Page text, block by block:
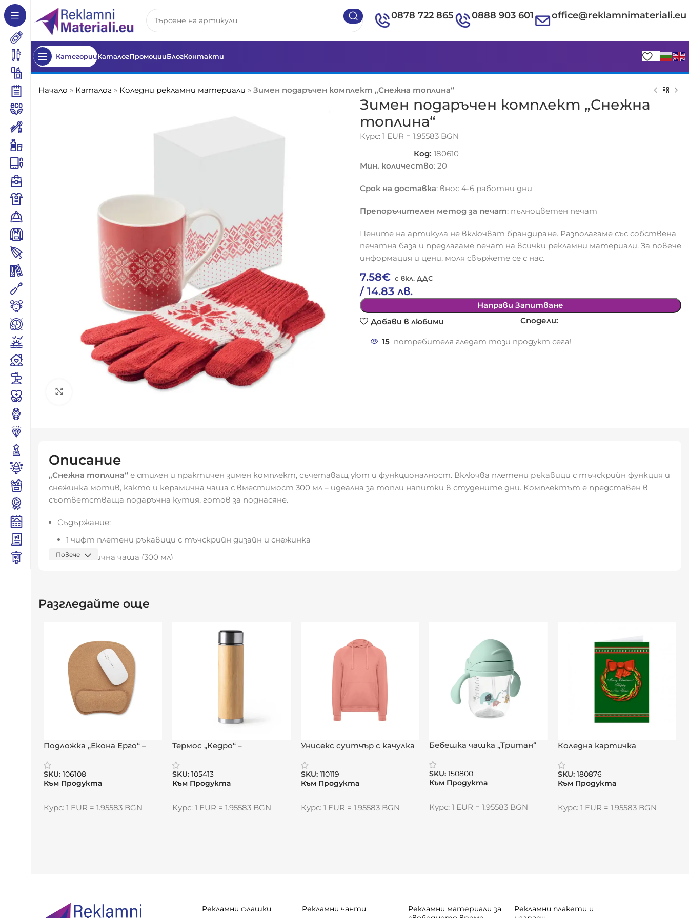
0878 722 865 0888 903 601 office@reklamnimateriali.eu
КатегорииКаталогПромоцииБлогКонтакти
Начало » Каталог » Коледни рекламни материали »Зимен подаръчен комплект „Снежна топлина“
Зимен подаръчен комплект „Снежна
топлина“
Курс: 1 EUR = 1.95583 BGN
Код: 180610
Мин. количество: 20
Срок на доставка: внос 4-6 работни дни
Препоръчителен метод за печат: пълноцветен печат
Цените на артикула не включват брандиране. Разполагаме със собствена
печатна база и предлагаме печат на всички рекламни материали. За повече
информация и цени, моля свържете се с нас.
7.58€
/ 14.83 лв.
Направи Запитване
Добави в любими
Сподели:
15 потребителя гледат този продукт сега!
Описание
„Снежна топлина“ е стилен и практичен зимен комплект, съчетаващ уют и функционалност. Включва плетени ръкавици с тъчскрийн функция и
снежинка мотив, както и керамична чаша с вместимост 300 мл – идеална за топли напитки в студените дни. Комплектът е представен в
съответстваща подаръчна кутия, готов за поднасяне.
Съдържание:
1 чифт плетени ръкавици с тъчскрийн дизайн и снежинка
1 керамична чаша (300 мл)
Опаковка: стилна подаръчна кутия, подходяща за директно поднасяне
Практичен и естетичен подарък за зимния сезон
Ръкавици, съвместими със сензорни екрани
Чаша, подходяща за кафе, чай или горещ шоколад
Идеален избор за коледен подарък, корпоративен жест или лична изненада
Повече
Разгледайте още
Подложка „Екона Ерго“ –
всяко движение
SKU: 106108
Към Продукта
Курс: 1 EUR = 1.95583 BGN
Термос „Кедро“ –
природен акцент
SKU: 105413
Към Продукта
Курс: 1 EUR = 1.95583 BGN
Унисекс суитчър с качулка
SKU: 110119
Към Продукта
Курс: 1 EUR = 1.95583 BGN
Бебешка чашка „Тритан“
SKU:150800
Към Продукта
Курс: 1 EUR = 1.95583 BGN
Коледна картичка
елегантност“
SKU:180876
Към Продукта
Курс: 1 EUR = 1.95583 BGN
Рекламни флашки Рекламни чанти
Рекламни материали за
Рекламни плакети и